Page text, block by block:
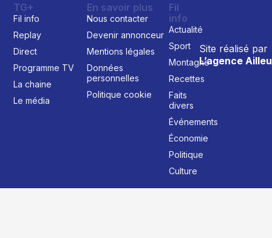
Site réalisé par
L’agence
TG+
Fil info
Replay
Direct
Programme TV
La chaine
Le média
En savoir plus
Nous contacter
Devenir annonceur
Mentions légales
Données
personnelles
Politique cookie
Fil
info
Actualité
Sport
Montagne
Recettes
Faits
divers
Événements
Économie
Politique
Culture